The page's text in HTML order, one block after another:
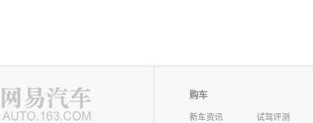
购车
新车资讯
试驾评测